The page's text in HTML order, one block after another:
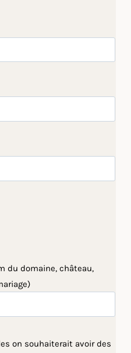
du domaine, château,
on souhaiterait avoir des